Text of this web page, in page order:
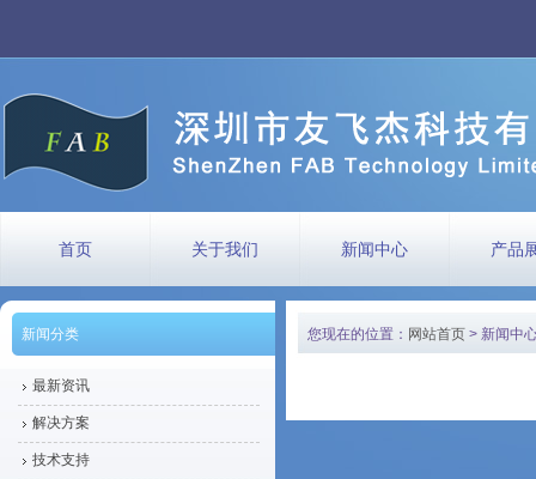
首页 关于我们 新闻中心 产品
新闻分类
最新资讯
解决方案
技术支持
您现在的位置： 网站首页 > 新闻中